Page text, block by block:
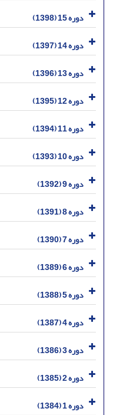
دوره 15 (1398)
دوره 14 (1397)
دوره 13 (1396)
دوره 12 (1395)
دوره 11 (1394)
دوره 10 (1393)
دوره 9 (1392)
دوره 8 (1391)
دوره 7 (1390)
دوره 6 (1389)
دوره 5 (1388)
دوره 4 (1387)
دوره 3 (1386)
دوره 2 (1385)
دوره 1 (1384)